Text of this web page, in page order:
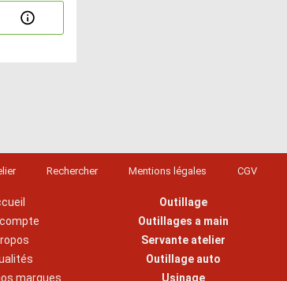
Rechercher Mentions légales CGV
marques
Outillage
Outillages a main
Servante atelier
Outillage auto
Usinage